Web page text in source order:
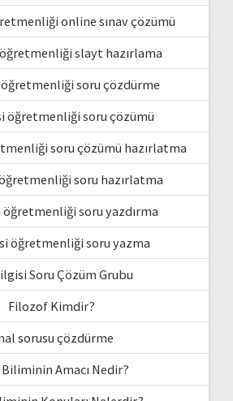
online sınav çözümü
slayt hazırlama
soru çözdürme
öğretmenliği soru çözümü
soru çözümü hazırlatma
soru hazırlatma
soru yazdırma
öğretmenliği soru yazma
Soru Çözüm Grubu
Filozof Kimdir?
sorusu çözdürme
Amacı Nedir?